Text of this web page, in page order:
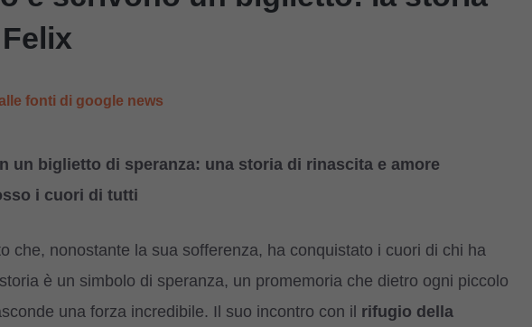
fonti di google news
un biglietto di speranza: una storia di rinascita e amore
i cuori di tutti
che, nonostante la sua sofferenza, ha conquistato i cuori di chi ha
è un simbolo di speranza, un promemoria che dietro ogni piccolo
una forza incredibile. Il suo incontro con il rifugio della